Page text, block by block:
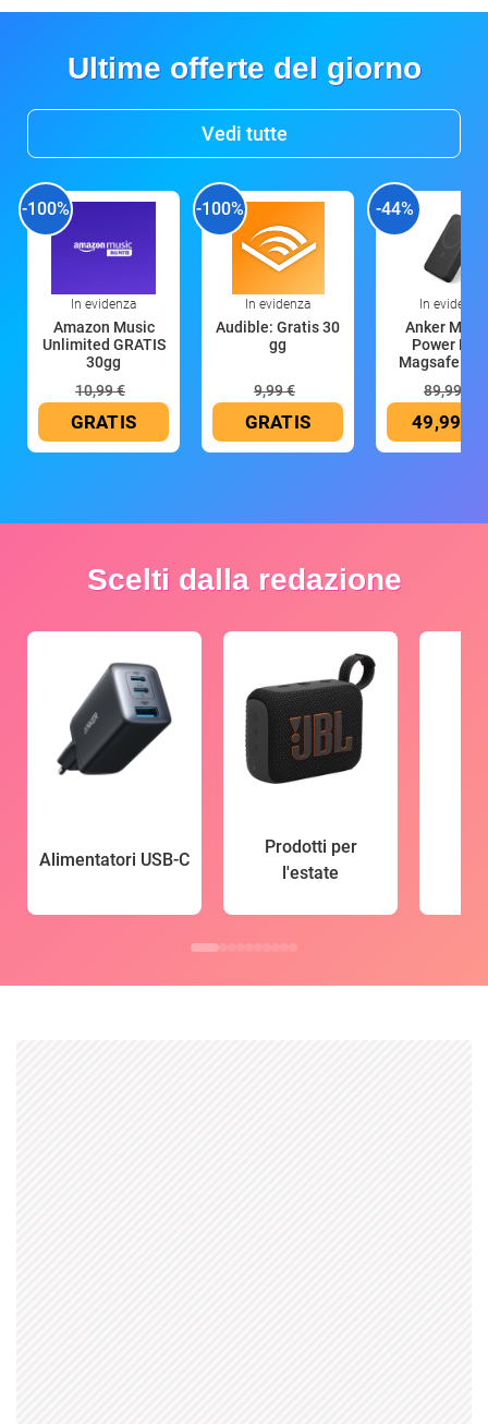
Ultime offerte del giorno
Vedi tutte
-100%
In evidenza
Amazon Music
Unlimited GRATIS
30gg
10,99 €
GRATIS
-100%
In evidenza
Audible: Gratis 30
gg
9,99 €
GRATIS
-44%
In evidenza
Anker
Power
Magsafe
89,99 €
49,99 €
Scelti dalla redazione
Alimentatori USB-C
Prodotti per
l'estate